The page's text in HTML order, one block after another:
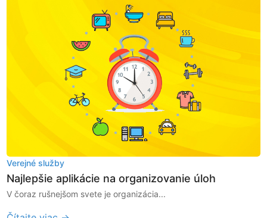
Verejné služby
Najlepšie aplikácie na organizovanie úloh
V čoraz rušnejšom svete je organizácia...